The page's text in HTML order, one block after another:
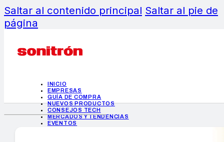
Saltar al contenido principal Saltar al pie de
página
INICIO
EMPRESAS
GUÍA DE COMPRA
NUEVOS PRODUCTOS
CONSEJOS TECH
MERCADOS Y TENDENCIAS
EVENTOS